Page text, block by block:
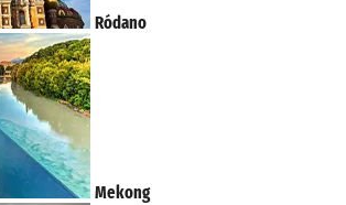
Ródano
Mekong